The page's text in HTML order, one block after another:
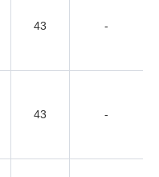
43 -
43 -